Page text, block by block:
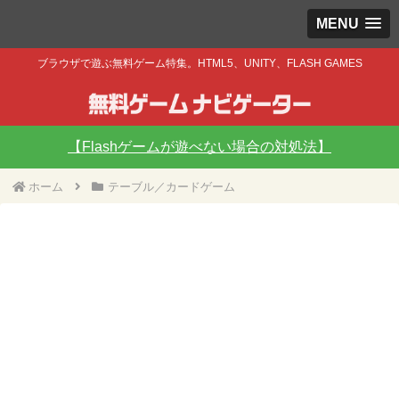
MENU
ブラウザで遊ぶ無料ゲーム特集。HTML5、UNITY、FLASH GAMES
【Flashゲームが遊べない場合の対処法】
ホーム テーブル／カードゲーム